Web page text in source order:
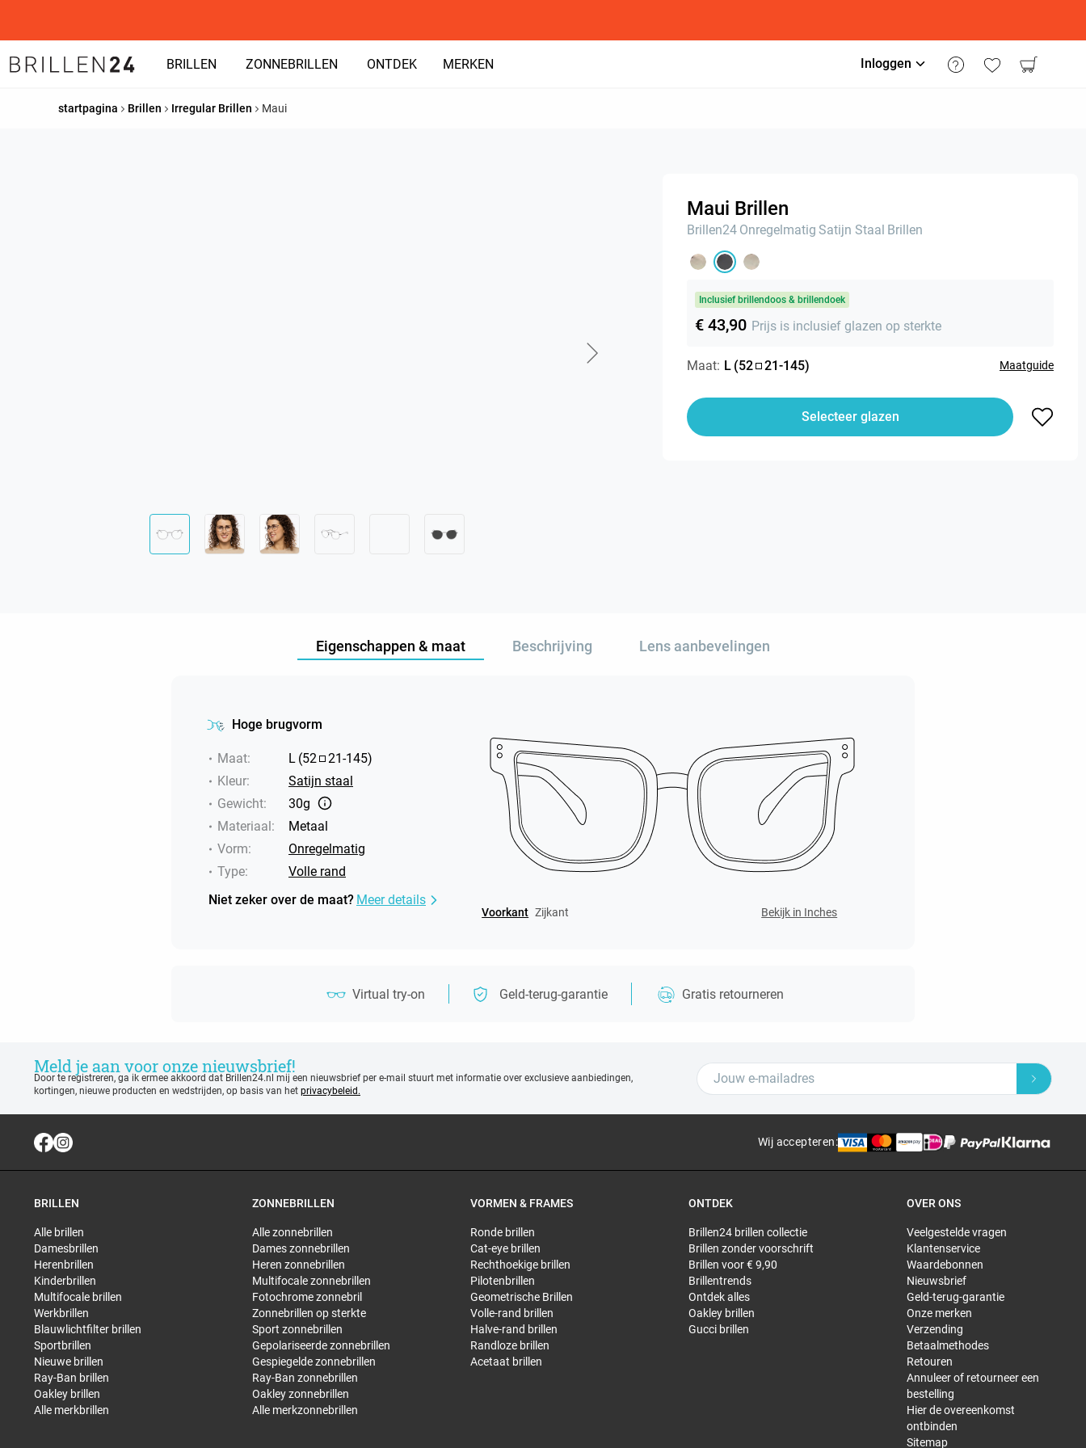
BRILLEN ZONNEBRILLEN ONTDEK MERKEN Inloggen
startpagina Brillen Irregular Brillen Maui
Maui Brillen
Brillen24 Onregelmatig Satijn Staal Brillen
Inclusief brillendoos & brillendoek
€ 43,90 Prijs is inclusief glazen op sterkte
Maat: L (52 21-145) Maatguide
Selecteer glazen
Eigenschappen & maat Beschrijving Lens aanbevelingen
Hoge brugvorm
Maat: L (52 21-145)
Kleur:
Satijn staal
Gewicht:
30g
Materiaal:
Metaal
Vorm:
Onregelmatig
Type:
Volle rand
Niet zeker over de maat? Meer details
Voorkant Zijkant Bekijk in Inches
Virtual try-on Geld-terug-garantie Gratis retourneren
Meld je aan voor onze nieuwsbrief!
Door te registreren, ga ik ermee akkoord dat Brillen24.nl mij een nieuwsbrief per e-mail stuurt met informatie over exclusieve aanbiedingen,
kortingen, nieuwe producten en wedstrijden, op basis van het privacybeleid.
Wij accepteren:
BRILLEN
Alle brillen
Damesbrillen
Herenbrillen
Kinderbrillen
Multifocale brillen
Werkbrillen
Blauwlichtfilter brillen
Sportbrillen
Nieuwe brillen
Ray-Ban brillen
Oakley brillen
Alle merkbrillen
ZONNEBRILLEN
Alle zonnebrillen
Dames zonnebrillen
Heren zonnebrillen
Multifocale zonnebrillen
Fotochrome zonnebril
Zonnebrillen op sterkte
Sport zonnebrillen
Gepolariseerde zonnebrillen
Gespiegelde zonnebrillen
Ray-Ban zonnebrillen
Oakley zonnebrillen
Alle merkzonnebrillen
VORMEN & FRAMES
Ronde brillen
Cat-eye brillen
Rechthoekige brillen
Pilotenbrillen
Geometrische Brillen
Volle-rand brillen
Halve-rand brillen
Randloze brillen
Acetaat brillen
ONTDEK
Brillen24 brillen collectie
Brillen zonder voorschrift
Brillen voor € 9,90
Brillentrends
Ontdek alles
Oakley brillen
Gucci brillen
OVER ONS
Veelgestelde vragen
Klantenservice
Waardebonnen
Nieuwsbrief
Geld-terug-garantie
Onze merken
Verzending
Betaalmethodes
Retouren
Annuleer of retourneer een
bestelling
Hier de overeenkomst
ontbinden
Sitemap